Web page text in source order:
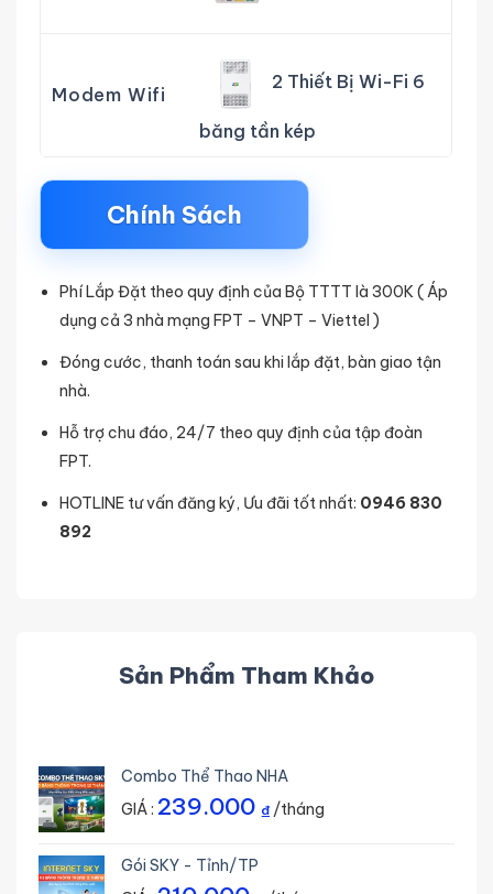
Modem Wifi
2 Thiết Bị Wi-Fi 6
băng tần kép
Chính Sách
Phí Lắp Đặt theo quy định của Bộ TTTT là 300K ( Áp
dụng cả 3 nhà mạng FPT – VNPT – Viettel )
Đóng cước, thanh toán sau khi lắp đặt, bàn giao tận
nhà.
Hỗ trợ chu đáo, 24/7 theo quy định của tập đoàn
FPT.
HOTLINE tư vấn đăng ký, Ưu đãi tốt nhất: 0946 830
892
Sản Phẩm Tham Khảo
Combo Thể Thao NHA
GIÁ : 239.000 ₫/tháng
Gói SKY - Tỉnh/TP